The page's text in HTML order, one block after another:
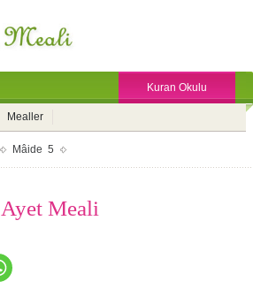
Kuran Okulu
Mealler
Mâide 5
Meali